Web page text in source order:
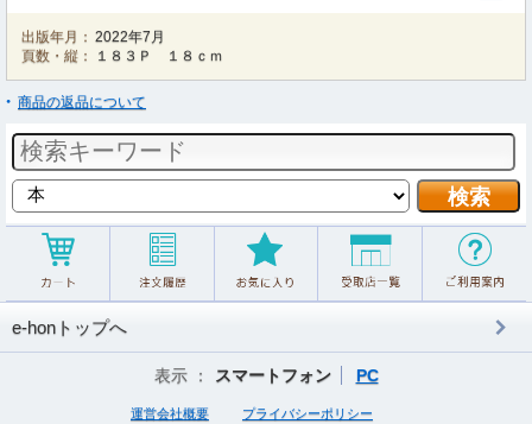
出版年月： 2022年7月
頁数・縦：
１８３Ｐ １８ｃｍ
商品の返品について
e-honトップへ
表示 ： スマートフォン PC
運営会社概要 プライバシーポリシー